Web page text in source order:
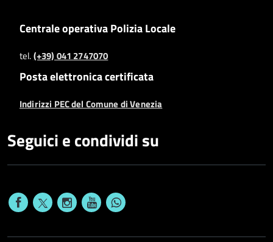
Centrale operativa Polizia Locale
tel.(+39) 041 2747070
Posta elettronica certificata
Indirizzi PEC del Comune di Venezia
Seguici e condividi su